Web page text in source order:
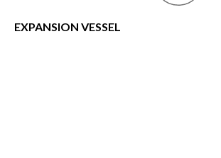
EXPANSION VESSEL